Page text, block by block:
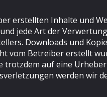
erstellten Inhalte und
jede Art der
Downloads und
vom Betreiber erstellt
trotzdem auf eine
werden wir